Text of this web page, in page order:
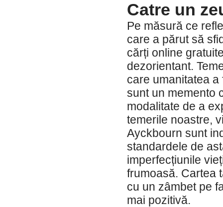
Catre un
Pe măsură ce
care a părut să
cărți online
dezorientant.
care umanitatea
sunt un memento
modalitate de a
temerile noastre,
Ayckbourn sunt
standardele de
imperfecțiunile
frumoasă. Cartea
cu un zâmbet pe
mai pozitivă.